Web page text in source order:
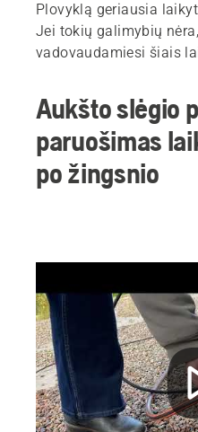
Plovyklą geriausia
Jei tokių galimybių
vadovaudamiesi šiais
Aukšto slėgio
paruošimas
po žingsnio